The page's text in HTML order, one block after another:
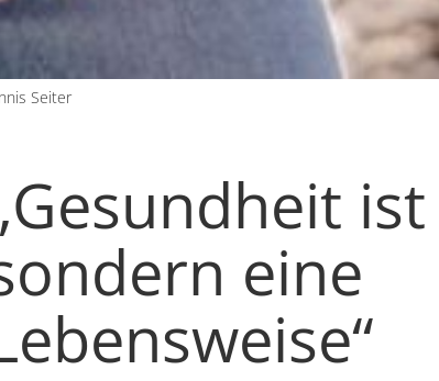
Seiter
eine